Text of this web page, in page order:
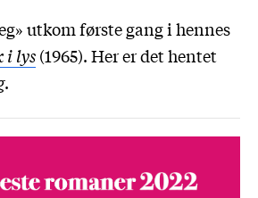
utkom første gang i hennes
i lys(1965). Her er det hentet
.